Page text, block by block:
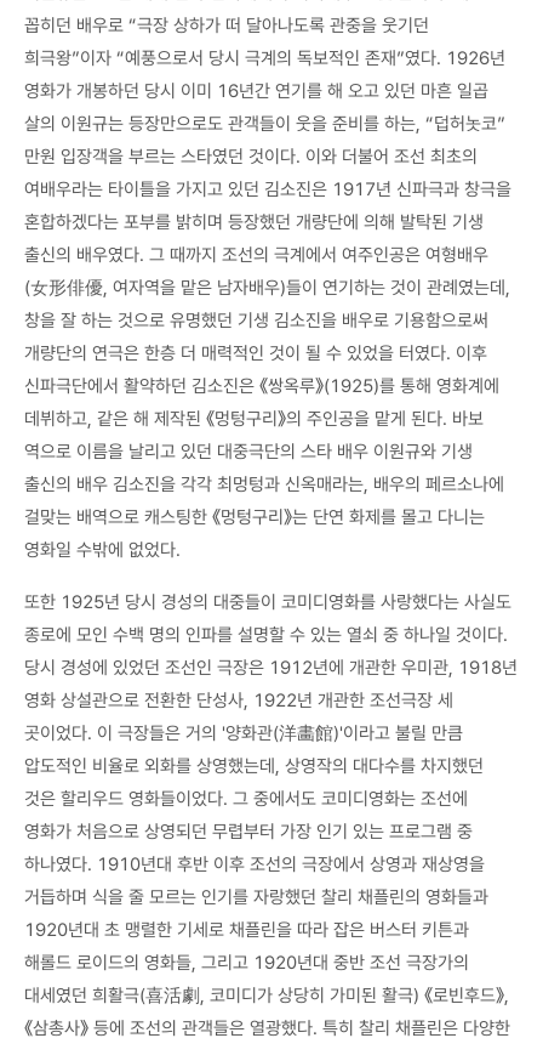
꼽히던 배우로 “극장 상하가 떠 달아나도록 관중을 웃기던
희극왕”이자 “예풍으로서 당시 극계의 독보적인 존재”였다. 1926년
영화가 개봉하던 당시 이미 16년간 연기를 해 오고 있던 마흔 일곱
살의 이원규는 등장만으로도 관객들이 웃을 준비를 하는, “덥허놋코”
만원 입장객을 부르는 스타였던 것이다. 이와 더불어 조선 최초의
여배우라는 타이틀을 가지고 있던 김소진은 1917년 신파극과 창극을
혼합하겠다는 포부를 밝히며 등장했던 개량단에 의해 발탁된 기생
출신의 배우였다. 그 때까지 조선의 극계에서 여주인공은 여형배우
(女形俳優, 여자역을 맡은 남자배우)들이 연기하는 것이 관례였는데,
창을 잘 하는 것으로 유명했던 기생 김소진을 배우로 기용함으로써
개량단의 연극은 한층 더 매력적인 것이 될 수 있었을 터였다. 이후
신파극단에서 활약하던 김소진은 《쌍옥루》(1925)를 통해 영화계에
데뷔하고, 같은 해 제작된 《멍텅구리》의 주인공을 맡게 된다. 바보
역으로 이름을 날리고 있던 대중극단의 스타 배우 이원규와 기생
출신의 배우 김소진을 각각 최멍텅과 신옥매라는, 배우의 페르소나에
걸맞는 배역으로 캐스팅한 《멍텅구리》는 단연 화제를 몰고 다니는
영화일 수밖에 없었다.
또한 1925년 당시 경성의 대중들이 코미디영화를 사랑했다는 사실도
종로에 모인 수백 명의 인파를 설명할 수 있는 열쇠 중 하나일 것이다.
당시 경성에 있었던 조선인 극장은 1912년에 개관한 우미관, 1918년
영화 상설관으로 전환한 단성사, 1922년 개관한 조선극장 세
곳이었다. 이 극장들은 거의 '양화관(洋畵館)'이라고 불릴 만큼
압도적인 비율로 외화를 상영했는데, 상영작의 대다수를 차지했던
것은 할리우드 영화들이었다. 그 중에서도 코미디영화는 조선에
영화가 처음으로 상영되던 무렵부터 가장 인기 있는 프로그램 중
하나였다. 1910년대 후반 이후 조선의 극장에서 상영과 재상영을
거듭하며 식을 줄 모르는 인기를 자랑했던 찰리 채플린의 영화들과
1920년대 초 맹렬한 기세로 채플린을 따라 잡은 버스터 키튼과
해롤드 로이드의 영화들, 그리고 1920년대 중반 조선 극장가의
대세였던 희활극(喜活劇, 코미디가 상당히 가미된 활극) 《로빈후드》,
《삼총사》 등에 조선의 관객들은 열광했다. 특히 찰리 채플린은 다양한